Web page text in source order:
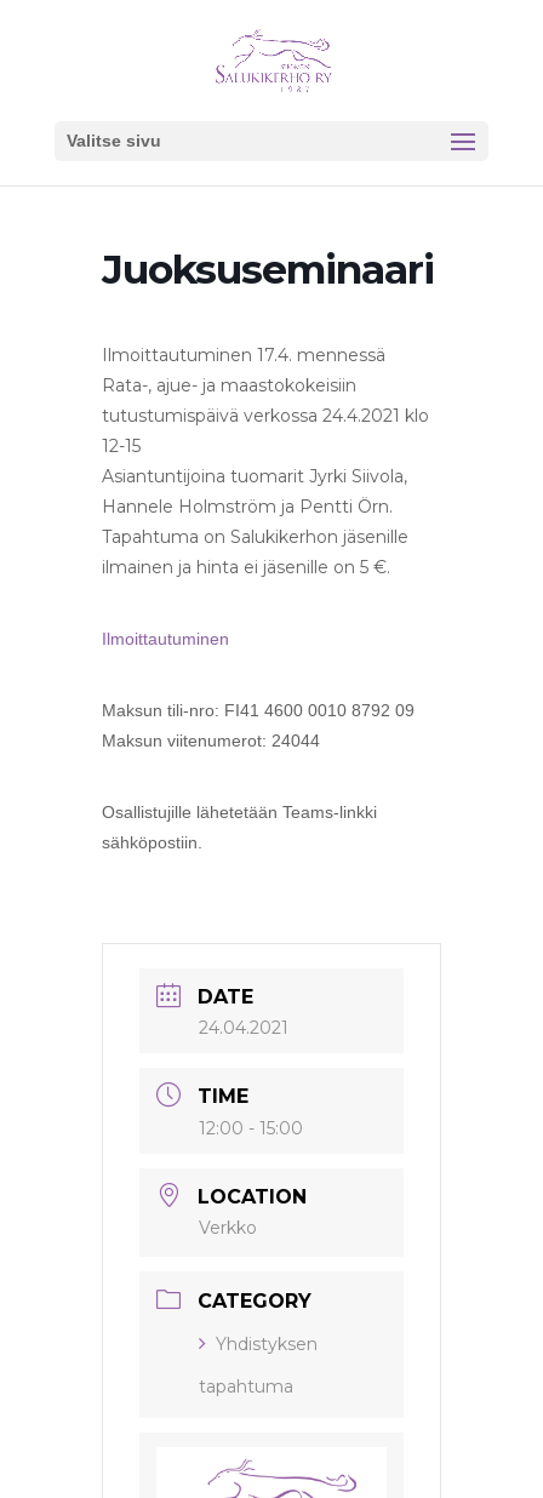
Valitse sivu
Juoksuseminaari
Ilmoittautuminen 17.4. mennessä
Rata-, ajue- ja maastokokeisiin
tutustumispäivä verkossa 24.4.2021 klo
12-15
Asiantuntijoina tuomarit Jyrki Siivola,
Hannele Holmström ja Pentti Örn.
Tapahtuma on Salukikerhon jäsenille
ilmainen ja hinta ei jäsenille on 5 €.
Ilmoittautuminen
Maksun tili-nro: FI41 4600 0010 8792 09
Maksun viitenumerot: 24044
Osallistujille lähetetään Teams-linkki
sähköpostiin.
DATE
24.04.2021
TIME
12:00 - 15:00
LOCATION
Verkko
CATEGORY
Yhdistyksen
tapahtuma